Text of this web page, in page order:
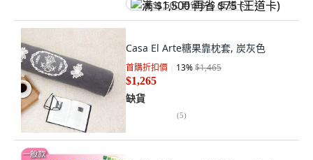
满 $1,500 再省 $75 (王道卡)
Casa El Arte糖果靠枕套, 炭灰色
首購折扣價 13%$1,465
$1,265
缺貨
(5)